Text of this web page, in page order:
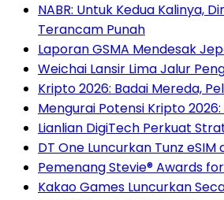
NABR: Untuk Kedua Kalinya,
Terancam Punah
Laporan GSMA Mendesak
Weichai Lansir Lima Jalur
Kripto 2026: Badai Mereda,
Mengurai Potensi Kripto
Lianlian DigiTech Perkuat
DT One Luncurkan Tunz
Pemenang Stevie® Awards
Kakao Games Luncurkan